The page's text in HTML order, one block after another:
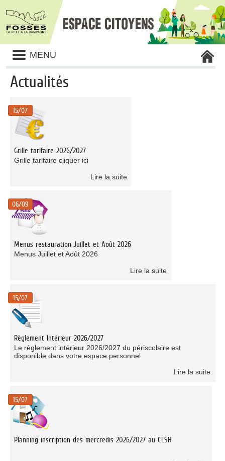
Liste
des
avertissements
MENU
Actualités
des
catégories
d'actualité
15/07
Grille tarifaire 2026/2027
Grille tarifaire cliquer ici
Lire la suite
06/09
Menus restauration Juillet et Août 2026
Menus Juillet et Août 2026
Lire la suite
15/07
Règlement Intérieur 2026/2027
Le règlement intérieur 2026/2027 du périscolaire est
disponible dans votre espace personnel
Lire la suite
15/07
Planning inscription des mercredis 2026/2027 au CLSH